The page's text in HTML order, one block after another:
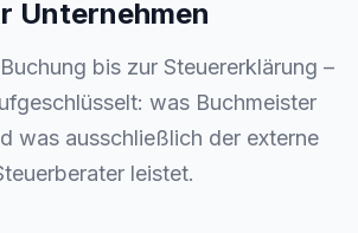
Unternehmen
bis zur Steuererklärung –
was Buchmeister
was ausschließlich der externe
leistet.